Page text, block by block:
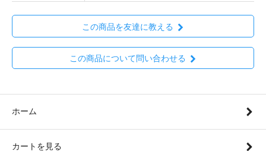
この商品を友達に教える
この商品について問い合わせる
ホーム
カートを見る